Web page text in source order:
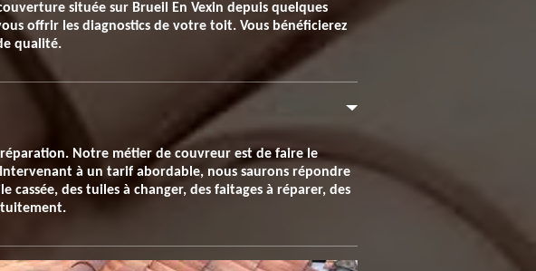
située sur Brueil En Vexin depuis quelques
offrir les diagnostics de votre toit. Vous bénéficierez
qualité.
Notre métier de couvreur est de faire le
à un tarif abordable, nous saurons répondre
des tuiles à changer, des faitages à réparer, des